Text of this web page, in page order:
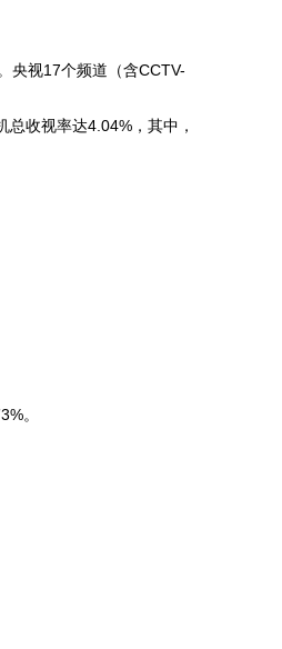
央视17个频道（含CCTV-
收视率达4.04%，其中，
。